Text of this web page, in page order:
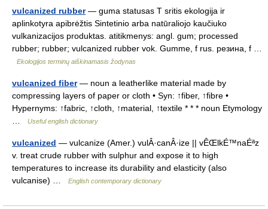
vulcanized rubber— guma statusas T sritis ekologija ir
aplinkotyra apibrėžtis Sintetinio arba natūraliojo kaučiuko
vulkanizacijos produktas. atitikmenys: angl. gum; processed
rubber; rubber; vulcanized rubber vok. Gumme, f rus. резина, f …
Ekologijos terminų aiškinamasis žodynas
vulcanized fiber— noun a leatherlike material made by
compressing layers of paper or cloth • Syn: ↑fiber, ↑fibre •
Hypernyms: ↑fabric, ↑cloth, ↑material, ↑textile * * * noun Etymology
Useful english dictionary
vulcanized — vulcanize (Amer.) vulÂ·canÂ·ize || vÊŒlkÉ™naÉªz
v. treat crude rubber with sulphur and expose it to high
temperatures to increase its durability and elasticity (also
vulcanise) …
English contemporary dictionary